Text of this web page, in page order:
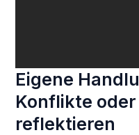
Eigene
Konflikte
reflektieren